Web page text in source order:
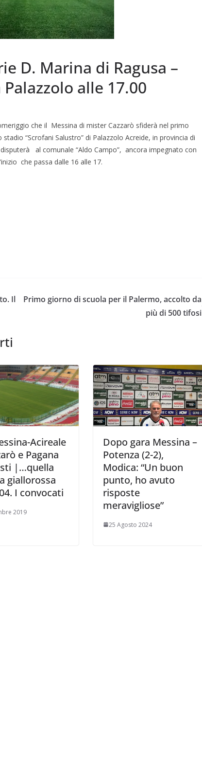
D. Marina di Ragusa –
alle 17.00
che il Messina di mister Cazzarò sfiderà nel primo
“Scrofani Salustro” di Palazzolo Acreide, in provincia di
al comunale “Aldo Campo”, ancora impegnato con
che passa dalle 16 alle 17.
Il
Primo giorno di scuola per il Palermo, accolto da
più di 500 tifosi
Acireale
e Pagana
|…quella
giallorossa
I convocati
2019
Dopo gara Messina –
Potenza (2-2),
Modica: “Un buon
punto, ho avuto
risposte
meravigliose”
25 Agosto 2024